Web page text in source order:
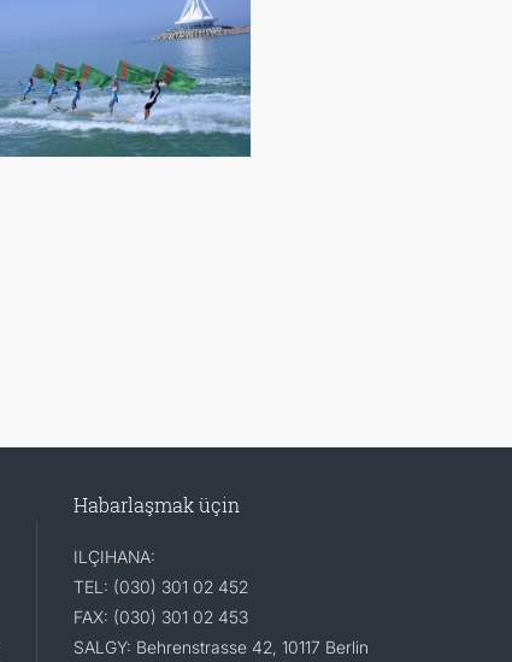
Habarlaşmak üçin
ILÇIHANA:
TEL: (030) 301 02 452
FAX: (030) 301 02 453
SALGY: Behrenstrasse 42, 10117 Berlin